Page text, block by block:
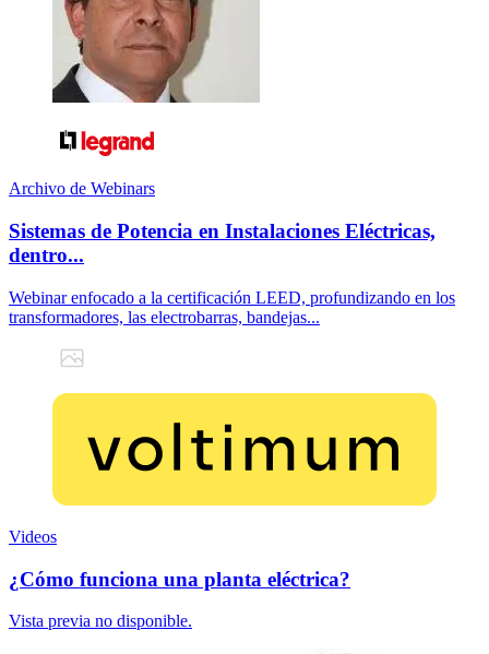
Archivo de Webinars
Sistemas de Potencia en Instalaciones Eléctricas,
dentro...
Webinar enfocado a la certificación LEED, profundizando en los
transformadores, las electrobarras, bandejas...
Videos
¿Cómo funciona una planta eléctrica?
Vista previa no disponible.